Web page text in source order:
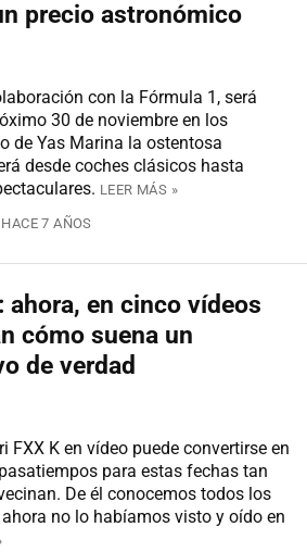
precio astronómico
con la Fórmula 1, será
30 de noviembre en los
de Yas Marina la ostentosa
desde coches clásicos hasta
LEER MÁS »
HACE 7 AÑOS
ahora, en cinco vídeos
cómo suena un
de verdad
FXX K en vídeo puede convertirse en
para estas fechas tan
De él conocemos todos los
no lo habíamos visto y oído en